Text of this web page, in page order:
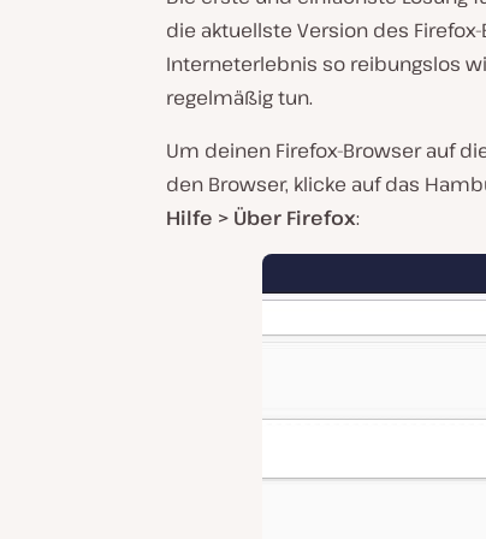
die aktuellste Version des
Interneterlebnis so reibungslos
regelmäßig tun.
Um deinen Firefox-Browser auf
den Browser, klicke auf das
Hilfe > Über Firefox: